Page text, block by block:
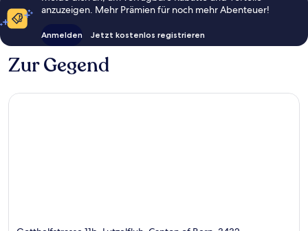
anzuzeigen. Mehr Prämien für noch mehr Abenteuer!
Anmelden Jetzt kostenlos registrieren
Zur Gegend